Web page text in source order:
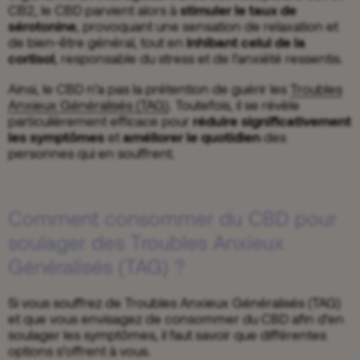
CB2, le CBD parvient alors àstimuler le taux de
sérotonine, provoquant une sensation de relaxation et
de bien-être général, tout en inhibant celui de la
cortisol, responsable du stress et de l’anxiété ressentis.
Ainsi, le CBD n’a pas la prétention de guérir les
Troubles
Anxieux Généralisés (TAG) . Toutefois, il se révèle
particulièrement efficace pourréduire significativement
les symptômesetaméliorer le quotidiendes
personnes qui en souffrent.
Si vous souffrez de Troubles Anxieux Généralisés (TAG)
et que vous envisagez de consommer du CBD afin d’en
soulager les symptômes, il faut savoir que différentes
options s’offrent à vous.